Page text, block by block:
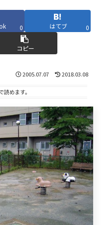
0 はてブ 0
コピー
2005.07.07 2018.03.08
読めます。